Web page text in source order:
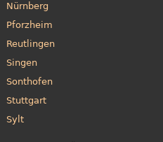
Nürnberg
Pforzheim
Reutlingen
Singen
Sonthofen
Stuttgart
Sylt